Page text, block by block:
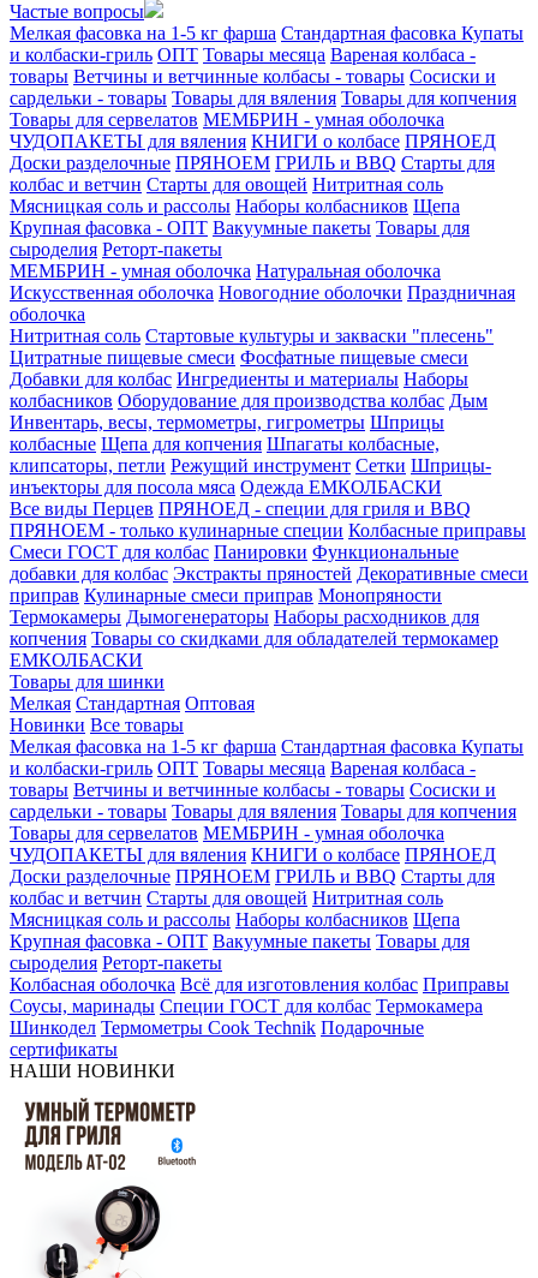
Частые вопросы
Мелкая фасовка на 1-5 кг фарша Стандартная фасовка Купаты
и колбаски-гриль ОПТ Товары месяца Вареная колбаса -
товары Ветчины и ветчинные колбасы - товары Сосиски и
сардельки - товары Товары для вяления Товары для копчения
Товары для сервелатов МЕМБРИН - умная оболочка
ЧУДОПАКЕТЫ для вяления КНИГИ о колбасе ПРЯНОЕД
Доски разделочные ПРЯНОЕМ ГРИЛЬ и BBQ Старты для
колбас и ветчин Старты для овощей Нитритная соль
Мясницкая соль и рассолы Наборы колбасников Щепа
Крупная фасовка - ОПТ Вакуумные пакеты Товары для
сыроделия Реторт-пакеты
МЕМБРИН - умная оболочка Натуральная оболочка
Искусственная оболочка Новогодние оболочки Праздничная
оболочка
Нитритная соль Стартовые культуры и закваски "плесень"
Цитратные пищевые смеси Фосфатные пищевые смеси
Добавки для колбас Ингредиенты и материалы Наборы
колбасников Оборудование для производства колбас Дым
Инвентарь, весы, термометры, гигрометры Шприцы
колбасные Щепа для копчения Шпагаты колбасные,
клипсаторы, петли Режущий инструмент Сетки Шприцы-
инъекторы для посола мяса Одежда ЕМКОЛБАСКИ
Все виды Перцев ПРЯНОЕД - специи для гриля и BBQ
ПРЯНОЕМ - только кулинарные специи Колбасные приправы
Смеси ГОСТ для колбас Панировки Функциональные
добавки для колбас Экстракты пряностей Декоративные смеси
приправ Кулинарные смеси приправ Монопряности
Термокамеры Дымогенераторы Наборы расходников для
копчения Товары со скидками для обладателей термокамер
ЕМКОЛБАСКИ
Товары для шинки
Мелкая Стандартная Оптовая
Новинки Все товары
Мелкая фасовка на 1-5 кг фарша Стандартная фасовка Купаты
и колбаски-гриль ОПТ Товары месяца Вареная колбаса -
товары Ветчины и ветчинные колбасы - товары Сосиски и
сардельки - товары Товары для вяления Товары для копчения
Товары для сервелатов МЕМБРИН - умная оболочка
ЧУДОПАКЕТЫ для вяления КНИГИ о колбасе ПРЯНОЕД
Доски разделочные ПРЯНОЕМ ГРИЛЬ и BBQ Старты для
колбас и ветчин Старты для овощей Нитритная соль
Мясницкая соль и рассолы Наборы колбасников Щепа
Крупная фасовка - ОПТ Вакуумные пакеты Товары для
сыроделия Реторт-пакеты
Колбасная оболочка Всё для изготовления колбас Приправы
Соусы, маринады Специи ГОСТ для колбас Термокамера
Шинкодел Термометры Cook Technik Подарочные
сертификаты
НАШИ НОВИНКИ